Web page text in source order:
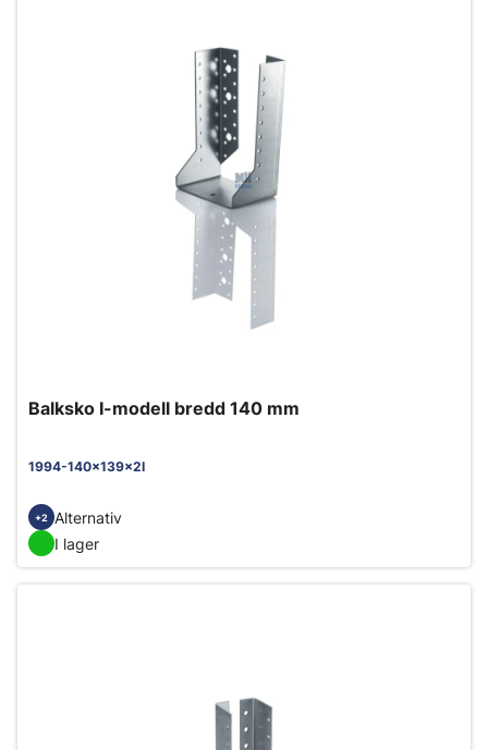
Balksko I-modell bredd 140 mm
1994-140x139x2I
+2
Alternativ
I lager